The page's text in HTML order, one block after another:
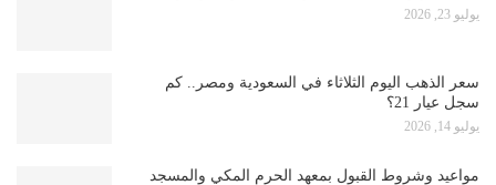
يوليو 23, 2026
سعر الذهب اليوم الثلاثاء في السعودية ومصر.. كم
سجل عيار 21؟
يوليو 14, 2026
مواعيد وشروط القبول بمعهد الحرم المكي والمسجد